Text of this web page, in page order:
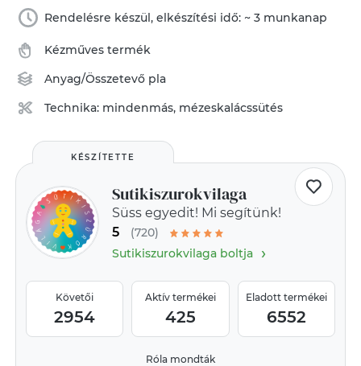
Rendelésre készül, elkészítési idő: ~ 3 munkanap
Kézműves termék
Anyag/Összetevő pla
Technika: mindenmás, mézeskalácssütés
KÉSZÍTETTE
Sutikiszurokvilaga
Süss egyedit! Mi segítünk!
5
(720)
Sutikiszurokvilaga boltja›
Követői
2954
Aktív termékei
425
Eladott termékei
6552
Róla mondták